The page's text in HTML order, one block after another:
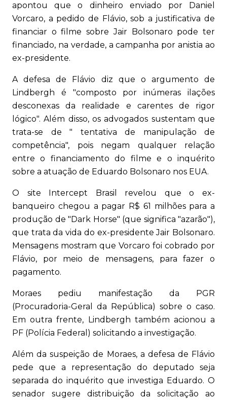
apontou que o dinheiro enviado por Daniel
Vorcaro, a pedido de Flávio, sob a justificativa de
financiar o filme sobre Jair Bolsonaro pode ter
financiado, na verdade, a campanha por anistia ao
ex-presidente.
A defesa de Flávio diz que o argumento de
Lindbergh é "composto por inúmeras ilações
desconexas da realidade e carentes de rigor
lógico". Além disso, os advogados sustentam que
trata-se de " tentativa de manipulação de
competência", pois negam qualquer relação
entre o financiamento do filme e o inquérito
sobre a atuação de Eduardo Bolsonaro nos EUA.
O site Intercept Brasil revelou que o ex-
banqueiro chegou a pagar R$ 61 milhões para a
produção de "Dark Horse" (que significa "azarão"),
que trata da vida do ex-presidente Jair Bolsonaro.
Mensagens mostram que Vorcaro foi cobrado por
Flávio, por meio de mensagens, para fazer o
pagamento.
Moraes pediu manifestação da PGR
(Procuradoria-Geral da República) sobre o caso.
Em outra frente, Lindbergh também acionou a
PF (Polícia Federal) solicitando a investigação.
Além da suspeição de Moraes, a defesa de Flávio
pede que a representação do deputado seja
separada do inquérito que investiga Eduardo. O
senador sugere distribuição da solicitação ao